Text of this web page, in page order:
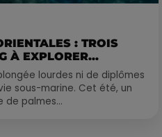
: TROIS
À EXPLORER...
lourdes ni de diplômes
sous-marine. Cet été, un
de palmes...